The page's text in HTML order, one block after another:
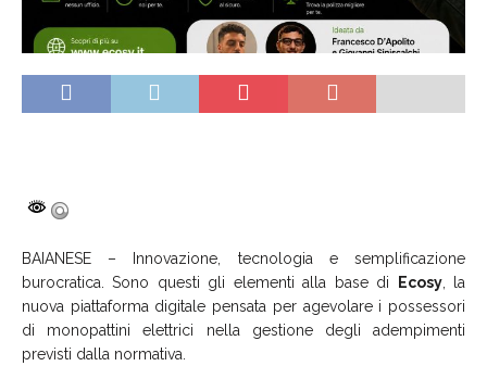
BAIANESE – Innovazione, tecnologia e semplificazione
burocratica. Sono questi gli elementi alla base di Ecosy, la
nuova piattaforma digitale pensata per agevolare i possessori
di monopattini elettrici nella gestione degli adempimenti
previsti dalla normativa.